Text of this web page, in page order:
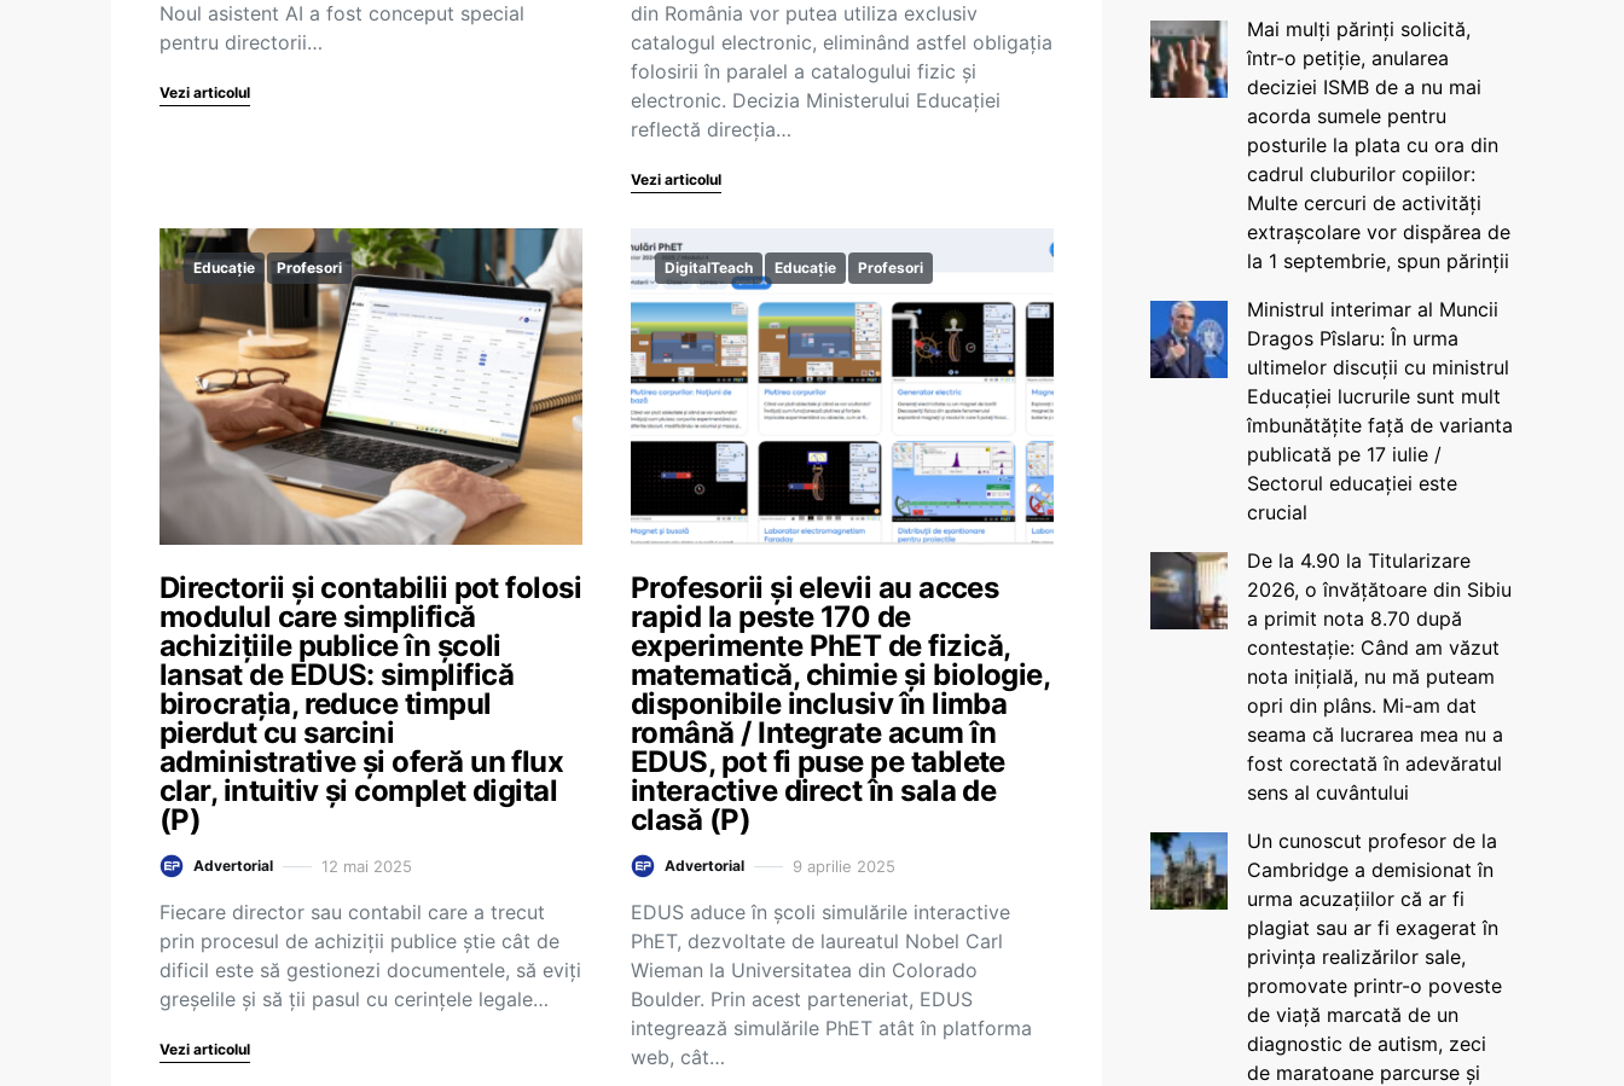
Noul asistent AI a fost conceput special
pentru directorii…
Vezi articolul
din România vor putea utiliza exclusiv
catalogul electronic, eliminând astfel obligația
folosirii în paralel a catalogului fizic și
electronic. Decizia Ministerului Educației
reflectă direcția…
Vezi articolul
Educație Profesori
Directorii și contabilii pot folosi
modulul care simplifică
achizițiile publice în școli
lansat de EDUS: simplifică
birocrația, reduce timpul
pierdut cu sarcini
administrative și oferă un flux
clar, intuitiv și complet digital
(P)
Advertorial 12 mai 2025
Fiecare director sau contabil care a trecut
prin procesul de achiziții publice știe cât de
dificil este să gestionezi documentele, să eviți
greșelile și să ții pasul cu cerințele legale…
Vezi articolul
DigitalTeach Educație Profesori
Profesorii și elevii au acces
rapid la peste 170 de
experimente PhET de fizică,
matematică, chimie și biologie,
disponibile inclusiv în limba
română / Integrate acum în
EDUS, pot fi puse pe tablete
interactive direct în sala de
clasă (P)
Advertorial 9 aprilie 2025
EDUS aduce în școli simulările interactive
PhET, dezvoltate de laureatul Nobel Carl
Wieman la Universitatea din Colorado
Boulder. Prin acest parteneriat, EDUS
integrează simulările PhET atât în platforma
web, cât…
Mai mulți părinți solicită,
într-o petiție, anularea
deciziei ISMB de a nu mai
acorda sumele pentru
posturile la plata cu ora din
cadrul cluburilor copiilor:
Multe cercuri de activități
extrașcolare vor dispărea de
la 1 septembrie, spun părinții
Ministrul interimar al Muncii
Dragos Pîslaru: În urma
ultimelor discuții cu ministrul
Educației lucrurile sunt mult
îmbunătățite față de varianta
publicată pe 17 iulie /
Sectorul educației este
crucial
De la 4.90 la Titularizare
2026, o învățătoare din Sibiu
a primit nota 8.70 după
contestație: Când am văzut
nota inițială, nu mă puteam
opri din plâns. Mi-am dat
seama că lucrarea mea nu a
fost corectată în adevăratul
sens al cuvântului
Un cunoscut profesor de la
Cambridge a demisionat în
urma acuzațiilor că ar fi
plagiat sau ar fi exagerat în
privința realizărilor sale,
promovate printr-o poveste
de viață marcată de un
diagnostic de autism, zeci
de maratoane parcurse și